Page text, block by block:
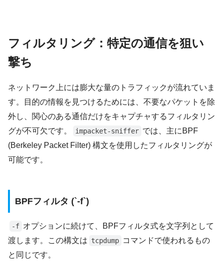
フィルタリング：特定の通信を狙い
撃ち
ネットワーク上には膨大な量のトラフィックが流れていま
す。目的の情報を見つけるためには、不要なパケットを除
外し、関心のある通信だけをキャプチャするフィルタリン
グが不可欠です。
impacket-sniffer では、主にBPF
(Berkeley Packet Filter) 構文を使用したフィルタリングが
可能です。
BPFフィルタ (`-f`)
-f オプションに続けて、BPFフィルタ式を文字列として
渡します。この構文は tcpdump コマンドで使われるもの
と同じです。